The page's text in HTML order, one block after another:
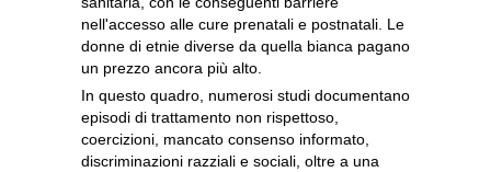
nell'accesso alle cure prenatali e postnatali. Le
donne di etnie diverse da quella bianca pagano
un prezzo ancora più alto.
In questo quadro, numerosi studi documentano
episodi di trattamento non rispettoso,
coercizioni, mancato consenso informato,
discriminazioni razziali e sociali, oltre a una